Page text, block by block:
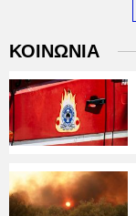
ΚΟΙΝΩΝΙΑ